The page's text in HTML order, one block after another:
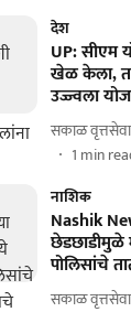
देश
UP: सीएम
खेळ केला,
उज्ज्वला
सकाळ वृत्तसेवा
1 min
नाशिक
Nashik
छेडछाडीमुळे
पोलिसांचे
सकाळ वृत्तसेवा